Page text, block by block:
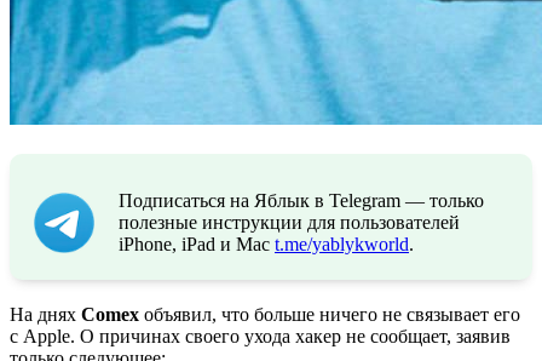
Подписаться на Яблык в Telegram — только
полезные инструкции для пользователей
iPhone, iPad и Mac t.me/yablykworld.
На днях Comex объявил, что больше ничего не связывает его
с Apple. О причинах своего ухода хакер не сообщает, заявив